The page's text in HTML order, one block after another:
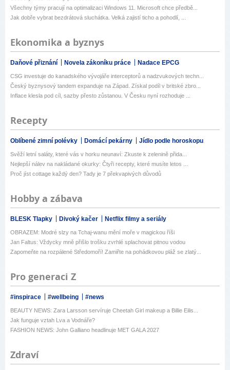
Všechny týmy pracují na optimalizaci Windows 11. Microsoft chce předbě...
Jak dobře vybrat bezdrátová sluchátka. Velká zajistí ticho a pohodlí, ...
Ekonomika a byznys
Daňové přiznání Novela zákoníku práce Nadace EPCG
CSG investuje do kanadského vývojáře interceptorů a nadzvukových techn...
Český byznysový tandem expanduje na Západ. Získal podíl v britské zbro...
Inflace klesla pod cíl, sazby přesto zůstanou. V Česku nyní rozhoduje ...
Recepty
Oblíbené zimní polévky Domácí pekárny Jídlo podle horoskopu
Svěží letní saláty, které vás v horku neunaví: Zkuste k zelenině přida...
Nejlepší nálev na nakládané okurky: Čtyři recepty, které musíte letos ...
Proč jíst cottage každý den? Tady je 7 překvapivých důvodů
Hobby a zábava
BLESK Tlapky Divoký kačer Netflix filmy a seriály
OBRAZEM: Modré slzy na Tchaj-wanu mění moře v magickou říši
Jan Faltus: Vždycky mně přišlo trošku zvrhlé splachovat pitnou vodou
Zapomeňte na rozpálené Středomoří! Zamiřte na pohádkovou pláž se zlatý...
Pro generaci Z
#inspirace #wellbeing #news
BEAUTY NEWS: Zara Larsson servíruje Cheetah Girl makeup a Billie Eilis...
Jak funguje vztah Lva a Vodnáře?
FASHION NEWS: John Galliano headlinuje MET GALA 2027
Zdraví